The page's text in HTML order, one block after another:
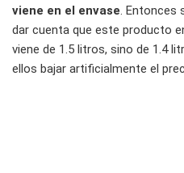
viene en el envase .
dar cuenta que este producto
viene de 1.5 litros, sino de 1.4
ellos bajar artificialmente el